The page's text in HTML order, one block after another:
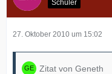
Schüler
27. Oktober 2010 um 15:02
Zitat von Geneth